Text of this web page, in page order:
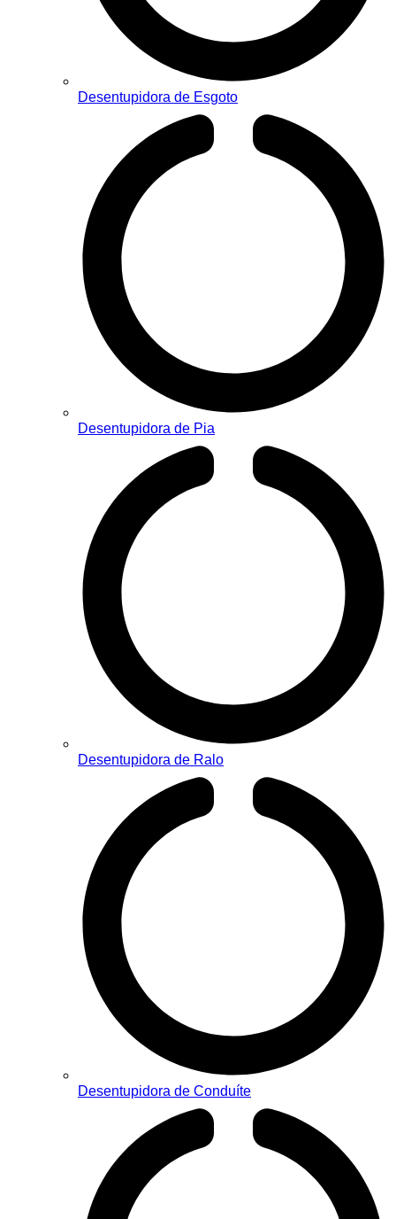
Desentupidora de Esgoto
Desentupidora de Pia
Desentupidora de Ralo
Desentupidora de Conduíte